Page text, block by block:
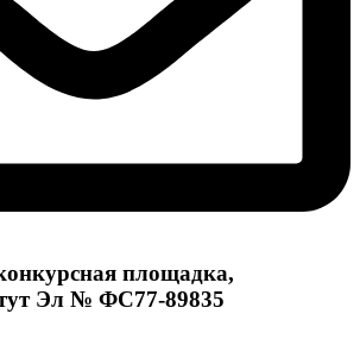
площадка,
Эл № ФС77-89835